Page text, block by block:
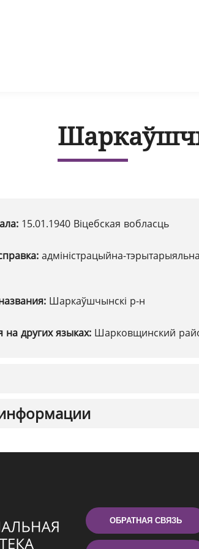
15.01.1940 Віцебская вобласць
адміністрацыйна-
Шаркаўшчынскі р-н
на других языках: Шарковщинский
ОБРАТНАЯ СВЯЗЬ